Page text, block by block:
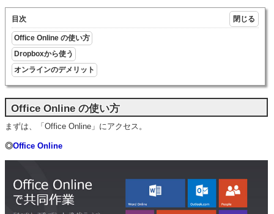
目次
Office Online の使い方
Dropboxから使う
オンラインのデメリット
Office Online の使い方
まずは、「Office Online」にアクセス。
◎Office Online